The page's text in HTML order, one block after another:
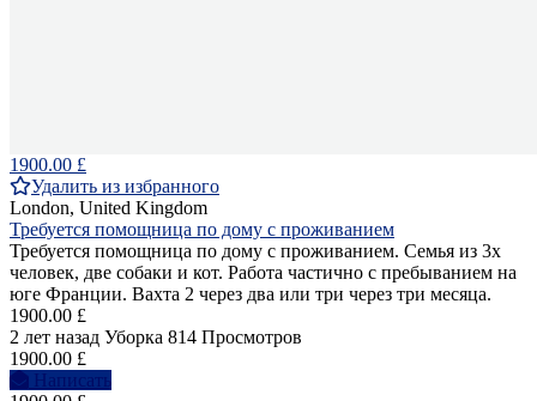
1900.00 £
Удалить из избранного
London, United Kingdom
Требуется помощница по дому с проживанием
Требуется помощница по дому с проживанием. Семья из 3х
человек, две собаки и кот. Работа частично с пребыванием на
юге Франции. Вахта 2 через два или три через три месяца.
1900.00 £
2 лет назад Уборка 814 Просмотров
1900.00 £
Написать